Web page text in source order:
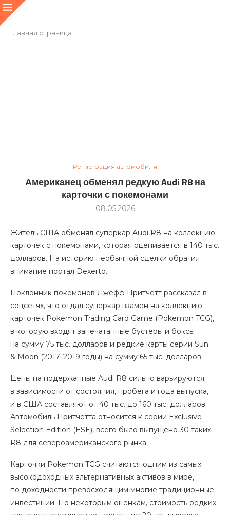
Главная страница
Регистрация автомобиля
Американец обменял редкую Audi R8 на
карточки с покемонами
08.05.2026
Житель США обменял суперкар Audi R8 на коллекцию
карточек с покемонами, которая оценивается в 140 тыс.
долларов. На историю необычной сделки обратил
внимание портал Dexerto.
Поклонник покемонов Джефф Притчетт рассказал в
соцсетях, что отдал суперкар взамен на коллекцию
карточек Pokemon Trading Card Game (Pokemon TCG),
в которую входят запечатанные бустеры и боксы
на сумму 75 тыс. долларов и редкие карты серии Sun
& Moon (2017–2019 годы) на сумму 65 тыс. долларов.
Цены на подержанные Audi R8 сильно варьируются
в зависимости от состояния, пробега и года выпуска,
и в США составляют от 40 тыс. до 160 тыс. долларов.
Автомобиль Притчетта относится к серии Exclusive
Selection Edition (ESE), всего было выпущено 30 таких
R8 для североамериканского рынка.
Карточки Pokemon TCG считаются одним из самых
высокодоходных альтернативных активов в мире,
по доходности превосходящим многие традиционные
инвестиции. По некоторым оценкам, стоимость редких